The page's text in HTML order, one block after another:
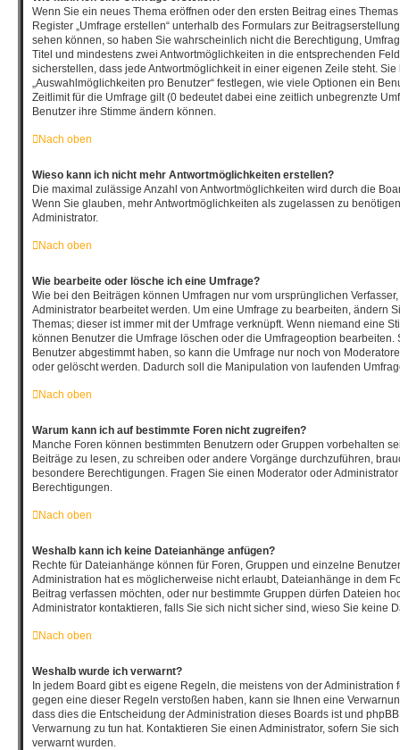
Wenn Sie ein neues Thema eröffnen oder den ersten Beitrag eines
Register „Umfrage erstellen“ unterhalb des Formulars zur
sehen können, so haben Sie wahrscheinlich nicht die Berechtigung,
Titel und mindestens zwei Antwortmöglichkeiten in die entsprechenden
sicherstellen, dass jede Antwortmöglichkeit in einer eigenen Zeile steht.
„Auswahlmöglichkeiten pro Benutzer“ festlegen, wie viele Optionen ein
Zeitlimit für die Umfrage gilt (0 bedeutet dabei eine zeitlich unbegrenzte
Benutzer ihre Stimme ändern können.
Nach oben
Wieso kann ich nicht mehr Antwortmöglichkeiten erstellen?
Die maximal zulässige Anzahl von Antwortmöglichkeiten wird durch die
Wenn Sie glauben, mehr Antwortmöglichkeiten als zugelassen zu
Administrator.
Nach oben
Wie bearbeite oder lösche ich eine Umfrage?
Wie bei den Beiträgen können Umfragen nur vom ursprünglichen
Administrator bearbeitet werden. Um eine Umfrage zu bearbeiten, ändern
Themas; dieser ist immer mit der Umfrage verknüpft. Wenn niemand eine
können Benutzer die Umfrage löschen oder die Umfrageoption
Benutzer abgestimmt haben, so kann die Umfrage nur noch von
oder gelöscht werden. Dadurch soll die Manipulation von laufenden
Nach oben
Warum kann ich auf bestimmte Foren nicht zugreifen?
Manche Foren können bestimmten Benutzern oder Gruppen vorbehalten
Beiträge zu lesen, zu schreiben oder andere Vorgänge durchzuführen,
besondere Berechtigungen. Fragen Sie einen Moderator oder
Berechtigungen.
Nach oben
Weshalb kann ich keine Dateianhänge anfügen?
Rechte für Dateianhänge können für Foren, Gruppen und einzelne
Administration hat es möglicherweise nicht erlaubt, Dateianhänge in dem
Beitrag verfassen möchten, oder nur bestimmte Gruppen dürfen Dateien
Administrator kontaktieren, falls Sie sich nicht sicher sind, wieso Sie keine
Nach oben
Weshalb wurde ich verwarnt?
In jedem Board gibt es eigene Regeln, die meistens von der Administration
gegen eine dieser Regeln verstoßen haben, kann sie Ihnen eine
dass dies die Entscheidung der Administration dieses Boards ist und
Verwarnung zu tun hat. Kontaktieren Sie einen Administrator, sofern Sie
verwarnt wurden.